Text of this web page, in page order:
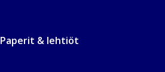
Paperit & lehtiöt